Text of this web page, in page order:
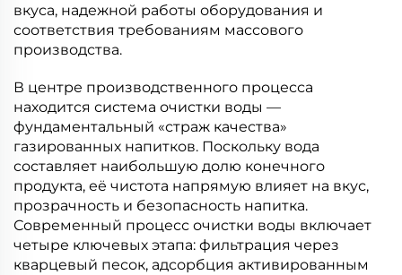
вкуса, надежной работы оборудования и
соответствия требованиям массового
производства.
В центре производственного процесса
находится система очистки воды —
фундаментальный «страж качества»
газированных напитков. Поскольку вода
составляет наибольшую долю конечного
продукта, её чистота напрямую влияет на вкус,
прозрачность и безопасность напитка.
Современный процесс очистки воды включает
четыре ключевых этапа: фильтрация через
кварцевый песок, адсорбция активированным